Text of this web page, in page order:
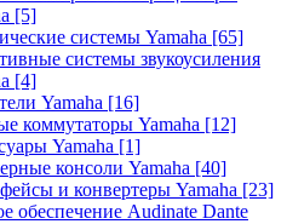
[5]
системы Yamaha [65]
системы звукоусиления
[4]
Yamaha [16]
коммутаторы Yamaha [12]
Yamaha [1]
консоли Yamaha [40]
и конвертеры Yamaha [23]
обеспечение Audinate Dante